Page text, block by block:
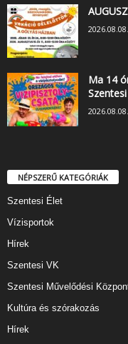
2026.08.08.
Ma 14
2026.08.08.
NÉPSZERŰ KATEGÓRIÁK
Szentesi Élet
Vízisportok
Hírek
Szentesi VK
Szentesi Művelődési
Kultúra és szórakozás
Hírek